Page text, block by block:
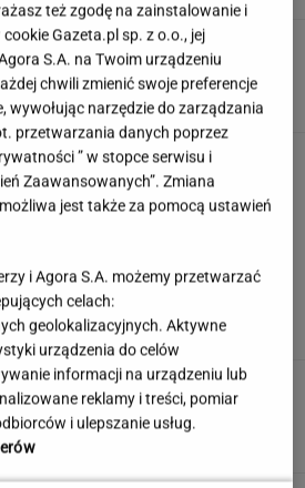
się zachować? Sprawdź to w quizie z
vivre!
że zrobią trzecią część". Po 20
burzę
może utrudniać życie
z astygmatyzmem. Zwłaszcza latem
Uruchomili "Tindera dla
Szybko zgłosili się też adwokaci
też zgodę na zainstalowanie i
Gazeta.pl sp. z o.o., jej
S.A. na Twoim urządzeniu
chwili zmienić swoje preferencje
wywołując narzędzie do zarządzania
przetwarzania danych poprzez
” w stopce serwisu i
Zaawansowanych”. Zmiana
jest także za pomocą ustawień
i Agora S.A. możemy przetwarzać
celach:
geolokalizacyjnych. Aktywne
urządzenia do celów
informacji na urządzeniu lub
reklamy i treści, pomiar
i ulepszanie usług.